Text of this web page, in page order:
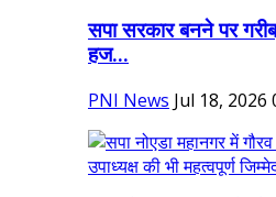
सपा सरकार बनने पर
हज...
PNI News Jul 18, 2026